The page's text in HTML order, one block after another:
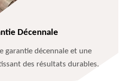
Décennale
garantie décennale et une
des résultats durables.